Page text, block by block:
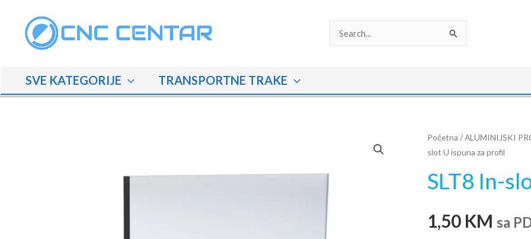
content
Search
SVE KATEGORIJE TRANSPORTNE TRAKE
Početna /ALUMINIJSKI
slot U ispuna za profil
SLT8 In-
1,50 KM sa
SLT8
In-
U
za
profil